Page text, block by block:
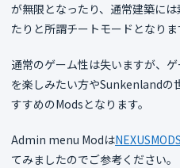
が無限となったり、通常建築に
たりと所謂チートモードとなりま
通常のゲーム性は失いますが、
を楽しみたい方やSunkenlandの
すすめのModsとなります。
Admin menu ModはNEXUSMODS
てみましたのでご参考ください。